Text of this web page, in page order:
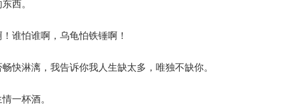
西。
谁怕谁啊，乌龟怕铁锤啊！
快淋漓，我告诉你我人生缺太多，唯独不缺你。
一杯酒。